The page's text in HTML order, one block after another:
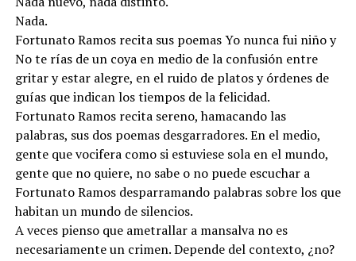
Nada.
Fortunato Ramos recita sus poemas Yo nunca fui niño y
No te rías de un coya en medio de la confusión entre
gritar y estar alegre, en el ruido de platos y órdenes de
guías que indican los tiempos de la felicidad.
Fortunato Ramos recita sereno, hamacando las
palabras, sus dos poemas desgarradores. En el medio,
gente que vocifera como si estuviese sola en el mundo,
gente que no quiere, no sabe o no puede escuchar a
Fortunato Ramos desparramando palabras sobre los que
habitan un mundo de silencios.
A veces pienso que ametrallar a mansalva no es
necesariamente un crimen. Depende del contexto, ¿no?